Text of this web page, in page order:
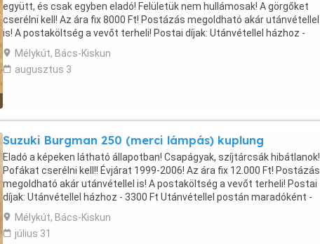
együtt, és csak egyben eladó! Felületük nem hullámosak! A görgőket
cserélni kell! Az ára fix 8000 Ft! Postázás megoldható akár utánvétellel
is! A postaköltség a vevőt terheli! Postai díjak: Utánvétellel házhoz -
3300 Ft Utánvétellel ...
Mélykút, Bács-Kiskun
augusztus 3
Suzuki Burgman 250 (merci lámpás) kuplung
Eladó a képeken látható állapotban! Csapágyak, szíjtárcsák hibátlanok!
Pofákat cserélni kell!! Évjárat 1999-2006! Az ára fix 12.000 Ft! Postázás
megoldható akár utánvétellel is! A postaköltség a vevőt terheli! Postai
díjak: Utánvétellel házhoz - 3300 Ft Utánvétellel postán maradóként -
3075 Ft Utánvétellel ...
Mélykút, Bács-Kiskun
július 31